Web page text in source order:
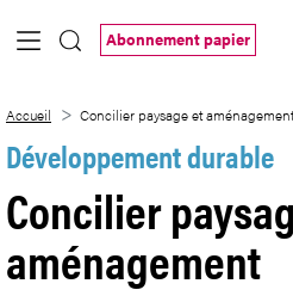
Saut au contenu principal
Abonnement papier
Accueil Concilier paysage et aménagement
Développement durable
Concilier
aménagement